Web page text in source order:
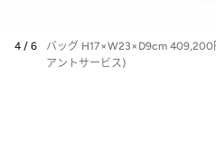
4 / 6
バッグ H17×W23×D9cm 409,200
アントサービス)